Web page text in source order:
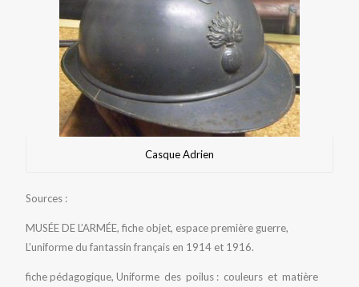
Casque Adrien
Sources :
MUSÉE DE L’ARMÉE, fiche objet, espace première guerre,
L’uniforme du fantassin français en 1914 et 1916.
fiche pédagogique, Uniforme des poilus : couleurs et matière